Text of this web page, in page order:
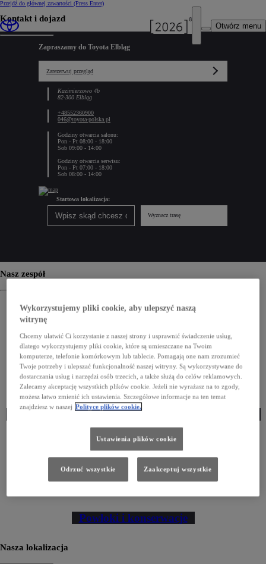
Przejdź do głównej zawartości (Press Enter)
Otwórz menu
Kontakt i dojazd
Zapraszamy do Toyota Elbląg
Zarezerwuj przegląd
Kazimierzowo 4b
82-300 Elbląg
+48552360900
046@toyota-polska.pl
Godziny otwarcia salonu:
Pon - Pt 08:00 - 18:00
Sob 09:00 - 14:00
Godziny otwarcia serwisu:
Pon - Pt 07:00 - 18:00
Sob 08:00 - 14:00
Startowa lokalizacja:
Wyznacz trasę
Nasz zespół
Zarząd Recepcja Dział handlowy
Samochody używane Samochody dostawcze
Sprzedaż flotowa Serwis mechaniczny
Recepcja serwisu Dział blacharsko-lakierniczy
Części i akcesoria
Finansowanie i ubezpieczenia Marketing
Powłoki i konserwacje
Nasza lokalizacja
Wykorzystujemy pliki cookie, aby ulepszyć naszą
witrynę
Chcemy ułatwić Ci korzystanie z naszej strony i usprawnić świadczenie usług,
dlatego wykorzystujemy pliki cookie, które są umieszczane na Twoim
komputerze, telefonie komórkowym lub tablecie. Pomagają one nam zrozumieć
Twoje potrzeby i ulepszać funkcjonalność naszej witryny. Są wykorzystywane do
dostarczania usług i narzędzi osób trzecich, a także służą do celów reklamowych.
Zalecamy akceptację wszystkich plików cookie. Jeżeli nie wyrażasz na to zgody,
możesz łatwo zmienić ich ustawienia. Szczegółowe informacje na ten temat
znajdziesz w naszej Polityce plików cookie.
Ustawienia plików cookie
Odrzuć wszystkie Zaakceptuj wszystkie